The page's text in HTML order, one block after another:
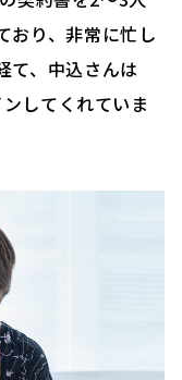
おり、非常に忙し
て、中込さんは
してくれていま